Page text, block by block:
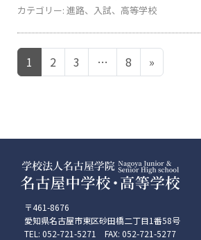
カテゴリー:進路、 入試、 高等学校
投稿ナビゲーション
1 2 3 … 8 »
〒461-8676
愛知県名古屋市東区砂田橋二丁目1番58号
TEL: 052-721-5271 FAX: 052-721-5277